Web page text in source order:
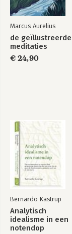
Marcus Aurelius
de geïllustreerde
meditaties
€ 24,90
Bernardo Kastrup
Analytisch
idealisme in een
notendop